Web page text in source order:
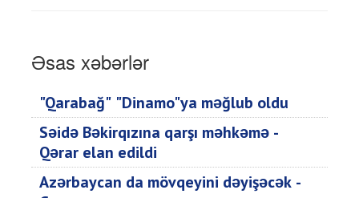
Əsas xəbərlər
"Qarabağ" "Dinamo"ya məğlub oldu
Səidə Bəkirqızına qarşı məhkəmə -
Qərar elan edildi
Azərbaycan da mövqeyini dəyişəcək -